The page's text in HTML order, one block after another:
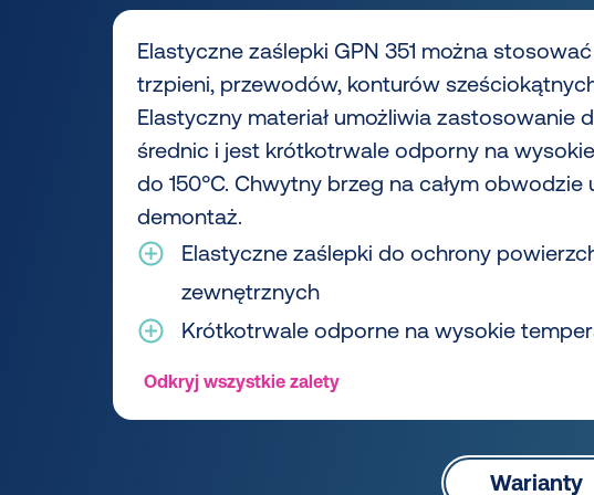
Elastyczne zaślepki GPN 351 można
trzpieni, przewodów, konturów
Elastyczny materiał umożliwia zastosowanie
średnic i jest krótkotrwale odporny na
do 150°C. Chwytny brzeg na całym obwodzie
demontaż.
Elastyczne zaślepki do ochrony
zewnętrznych
Krótkotrwale odporne na wysokie
Odkryj wszystkie zalety
Warianty